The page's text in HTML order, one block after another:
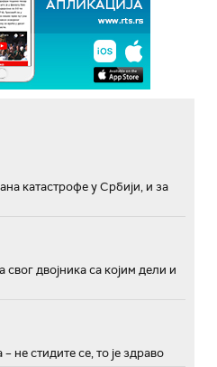
катастрофе у Србији, и за
двојника са којим дели и
не стидите се, то је здраво